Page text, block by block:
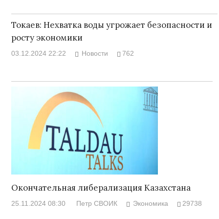
Токаев: Нехватка воды угрожает безопасности и
росту экономики
03.12.2024 22:22 Новости 762
Окончательная либерализация Казахстана
25.11.2024 08:30 Петр СВОИК Экономика 29738